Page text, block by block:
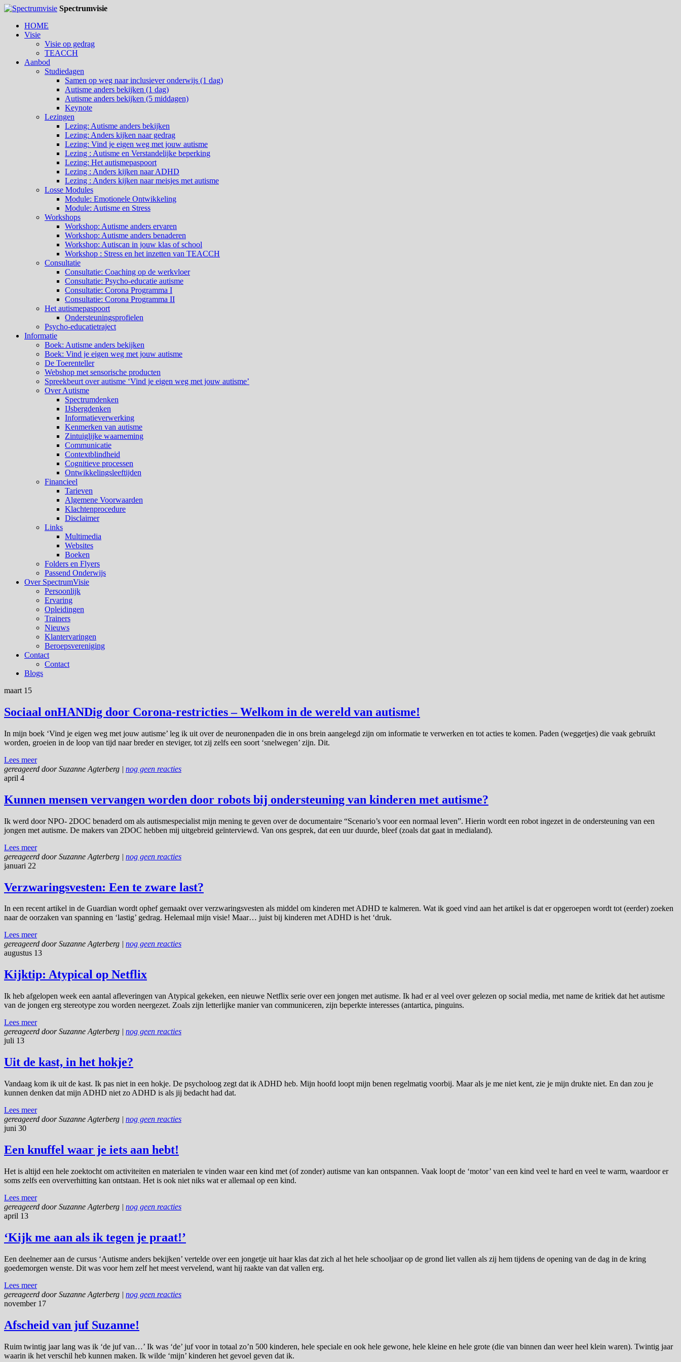
Spectrumvisie
HOME
Visie
Visie op gedrag
TEACCH
Aanbod
Studiedagen
Samen op weg naar inclusiever onderwijs (1 dag)
Autisme anders bekijken (1 dag)
Autisme anders bekijken (5 middagen)
Keynote
Lezingen
Lezing: Autisme anders bekijken
Lezing: Anders kijken naar gedrag
Lezing: Vind je eigen weg met jouw autisme
Lezing : Autisme en Verstandelijke beperking
Lezing: Het autismepaspoort
Lezing : Anders kijken naar ADHD
Lezing : Anders kijken naar meisjes met autisme
Losse Modules
Module: Emotionele Ontwikkeling
Module: Autisme en Stress
Workshops
Workshop: Autisme anders ervaren
Workshop: Autisme anders benaderen
Workshop: Autiscan in jouw klas of school
Workshop : Stress en het inzetten van TEACCH
Consultatie
Consultatie: Coaching op de werkvloer
Consultatie: Psycho-educatie autisme
Consultatie: Corona Programma I
Consultatie: Corona Programma II
Het autismepaspoort
Ondersteuningsprofielen
Psycho-educatietraject
Informatie
Boek: Autisme anders bekijken
Boek: Vind je eigen weg met jouw autisme
De Toerenteller
Webshop met sensorische producten
Spreekbeurt over autisme ‘Vind je eigen weg met jouw autisme’
Over Autisme
Spectrumdenken
IJsbergdenken
Informatieverwerking
Kenmerken van autisme
Zintuiglijke waarneming
Communicatie
Contextblindheid
Cognitieve processen
Ontwikkelingsleeftijden
Financieel
Tarieven
Algemene Voorwaarden
Klachtenprocedure
Disclaimer
Links
Multimedia
Websites
Boeken
Folders en Flyers
Passend Onderwijs
Over SpectrumVisie
Persoonlijk
Ervaring
Opleidingen
Trainers
Nieuws
Klantervaringen
Beroepsvereniging
Contact
Contact
Blogs
maart 15
Sociaal onHANDig door Corona-restricties – Welkom in de wereld van autisme!
In mijn boek ‘Vind je eigen weg met jouw autisme’ leg ik uit over de neuronenpaden die in ons brein aangelegd zijn om informatie te verwerken en tot acties te komen. Paden (weggetjes) die vaak gebruikt
worden, groeien in de loop van tijd naar breder en steviger, tot zij zelfs een soort ‘snelwegen’ zijn. Dit.
Lees meer
gereageerd doorSuzanne Agterberg | nog geen reacties
april 4
Kunnen mensen vervangen worden door robots bij ondersteuning van kinderen met autisme?
Ik werd door NPO- 2DOC benaderd om als autismespecialist mijn mening te geven over de documentaire “Scenario’s voor een normaal leven”. Hierin wordt een robot ingezet in de ondersteuning van een
jongen met autisme. De makers van 2DOC hebben mij uitgebreid geïnterviewd. Van ons gesprek, dat een uur duurde, bleef (zoals dat gaat in medialand).
Lees meer
gereageerd doorSuzanne Agterberg | nog geen reacties
januari 22
Verzwaringsvesten: Een te zware last?
In een recent artikel in de Guardian wordt ophef gemaakt over verzwaringsvesten als middel om kinderen met ADHD te kalmeren. Wat ik goed vind aan het artikel is dat er opgeroepen wordt tot (eerder) zoeken
naar de oorzaken van spanning en ‘lastig’ gedrag. Helemaal mijn visie! Maar… juist bij kinderen met ADHD is het ‘druk.
Lees meer
gereageerd doorSuzanne Agterberg | nog geen reacties
augustus 13
Kijktip: Atypical op Netflix
Ik heb afgelopen week een aantal afleveringen van Atypical gekeken, een nieuwe Netflix serie over een jongen met autisme. Ik had er al veel over gelezen op social media, met name de kritiek dat het autisme
van de jongen erg stereotype zou worden neergezet. Zoals zijn letterlijke manier van communiceren, zijn beperkte interesses (antartica, pinguins.
Lees meer
gereageerd doorSuzanne Agterberg | nog geen reacties
juli 13
Uit de kast, in het hokje?
Vandaag kom ik uit de kast. Ik pas niet in een hokje. De psycholoog zegt dat ik ADHD heb. Mijn hoofd loopt mijn benen regelmatig voorbij. Maar als je me niet kent, zie je mijn drukte niet. En dan zou je
kunnen denken dat mijn ADHD niet zo ADHD is als jij bedacht had dat.
Lees meer
gereageerd doorSuzanne Agterberg | nog geen reacties
juni 30
Een knuffel waar je iets aan hebt!
Het is altijd een hele zoektocht om activiteiten en materialen te vinden waar een kind met (of zonder) autisme van kan ontspannen. Vaak loopt de ‘motor’ van een kind veel te hard en veel te warm, waardoor er
soms zelfs een oververhitting kan ontstaan. Het is ook niet niks wat er allemaal op een kind.
Lees meer
gereageerd doorSuzanne Agterberg | nog geen reacties
april 13
‘Kijk me aan als ik tegen je praat!’
Een deelnemer aan de cursus ‘Autisme anders bekijken’ vertelde over een jongetje uit haar klas dat zich al het hele schooljaar op de grond liet vallen als zij hem tijdens de opening van de dag in de kring
goedemorgen wenste. Dit was voor hem zelf het meest vervelend, want hij raakte van dat vallen erg.
Lees meer
gereageerd doorSuzanne Agterberg | nog geen reacties
november 17
Afscheid van juf Suzanne!
Ruim twintig jaar lang was ik ‘de juf van…’ Ik was ‘de’ juf voor in totaal zo’n 500 kinderen, hele speciale en ook hele gewone, hele kleine en hele grote (die van binnen dan weer heel klein waren). Twintig jaar
waarin ik het verschil heb kunnen maken. Ik wilde ‘mijn’ kinderen het gevoel geven dat ik.